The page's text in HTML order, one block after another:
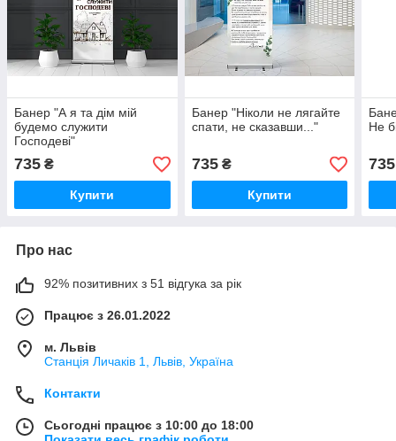
Банер "А я та дім мій
будемо служити
Господеві"
735 ₴
Купити
Банер "Ніколи не лягайте
спати, не сказавши..."
735₴
Купити
Не
735
Про нас
92% позитивних з 51 відгука за рік
Працює з 26.01.2022
м. Львів
Станція Личаків 1, Львів, Україна
Контакти
Сьогодні працює з 10:00 до 18:00